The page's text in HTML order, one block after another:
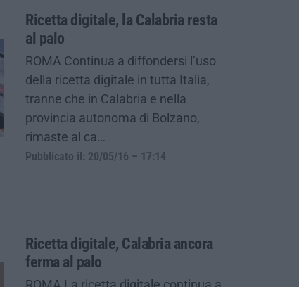
Ricetta digitale, la Calabria resta
al palo
ROMA Continua a diffondersi l’uso
della ricetta digitale in tutta Italia,
tranne che in Calabria e nella
provincia autonoma di Bolzano,
rimaste al ca…
Pubblicato il: 20/05/16 – 17:14
Ricetta digitale, Calabria ancora
ferma al palo